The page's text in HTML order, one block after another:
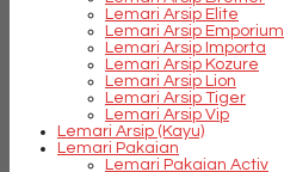
Lemari Arsip Elite
Lemari Arsip Emporium
Lemari Arsip Importa
Lemari Arsip Kozure
Lemari Arsip Lion
Lemari Arsip Tiger
Lemari Arsip Vip
Lemari Arsip (Kayu)
Lemari Pakaian
Lemari Pakaian Activ